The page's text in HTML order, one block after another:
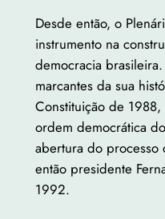
Desde então, o
instrumento na
democracia
marcantes da sua
Constituição de
ordem democrática
abertura do processo
então presidente
1992.